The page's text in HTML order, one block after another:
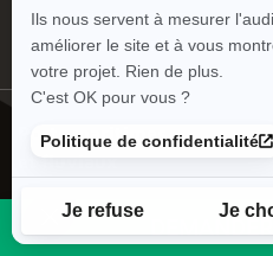
Axeptio
Ils nous servent à mesurer
améliorer le site et à vous
votre projet. Rien de plus.
C'est OK pour vous ?
Politique de confidentialité
Je refuse Je
Container occasion
Conteneur maritime
Ports maritimes
et fluviaux